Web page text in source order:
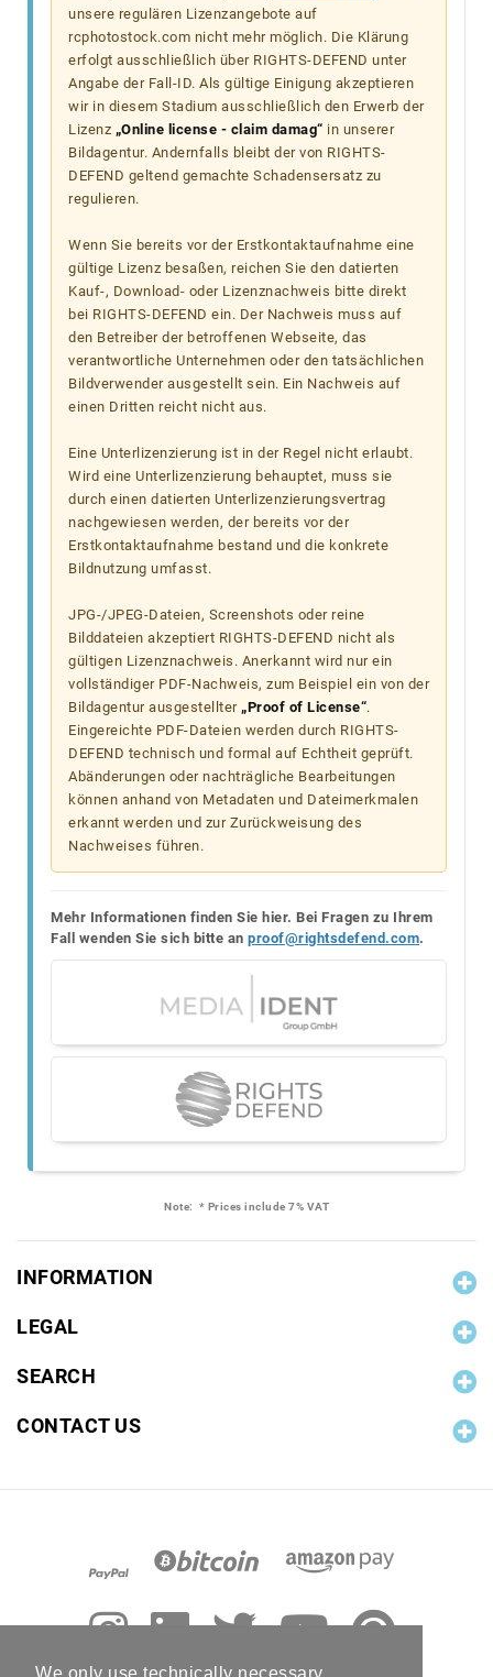
unsere regulären Lizenzangebote auf
rcphotostock.com nicht mehr möglich. Die Klärung
erfolgt ausschließlich über RIGHTS-DEFEND unter
Angabe der Fall-ID. Als gültige Einigung akzeptieren
wir in diesem Stadium ausschließlich den Erwerb der
Lizenz „Online license - claim damag“ in unserer
Bildagentur. Andernfalls bleibt der von RIGHTS-
DEFEND geltend gemachte Schadensersatz zu
regulieren.
Wenn Sie bereits vor der Erstkontaktaufnahme eine
gültige Lizenz besaßen, reichen Sie den datierten
Kauf-, Download- oder Lizenznachweis bitte direkt
bei RIGHTS-DEFEND ein. Der Nachweis muss auf
den Betreiber der betroffenen Webseite, das
verantwortliche Unternehmen oder den tatsächlichen
Bildverwender ausgestellt sein. Ein Nachweis auf
einen Dritten reicht nicht aus.
Eine Unterlizenzierung ist in der Regel nicht erlaubt.
Wird eine Unterlizenzierung behauptet, muss sie
durch einen datierten Unterlizenzierungsvertrag
nachgewiesen werden, der bereits vor der
Erstkontaktaufnahme bestand und die konkrete
Bildnutzung umfasst.
JPG-/JPEG-Dateien, Screenshots oder reine
Bilddateien akzeptiert RIGHTS-DEFEND nicht als
gültigen Lizenznachweis. Anerkannt wird nur ein
vollständiger PDF-Nachweis, zum Beispiel ein von der
Bildagentur ausgestellter „Proof of License“.
Eingereichte PDF-Dateien werden durch RIGHTS-
DEFEND technisch und formal auf Echtheit geprüft.
Abänderungen oder nachträgliche Bearbeitungen
können anhand von Metadaten und Dateimerkmalen
erkannt werden und zur Zurückweisung des
Nachweises führen.
Mehr Informationen finden Sie hier. Bei Fragen zu Ihrem
Fall wenden Sie sich bitte an proof@rightsdefend.com.
Note: * Prices include 7% VAT
INFORMATION
LEGAL
SEARCH
CONTACT US